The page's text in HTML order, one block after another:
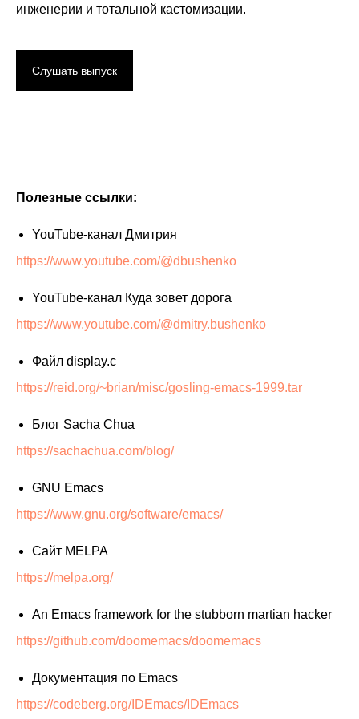
инженерии и тотальной кастомизации.
Слушать выпуск
Полезные ссылки:
YouTube-канал Дмитрия
https://www.youtube.com/@dbushenko
YouTube-канал Куда зовет дорога
https://www.youtube.com/@dmitry.bushenko
Файл display.c
https://reid.org/~brian/misc/gosling-emacs-1999.tar
Блог Sacha Chua
https://sachachua.com/blog/
GNU Emacs
https://www.gnu.org/software/emacs/
Сайт MELPA
https://melpa.org/
An Emacs framework for the stubborn martian hacker
https://github.com/doomemacs/doomemacs
Документация по Emacs
https://codeberg.org/IDEmacs/IDEmacs